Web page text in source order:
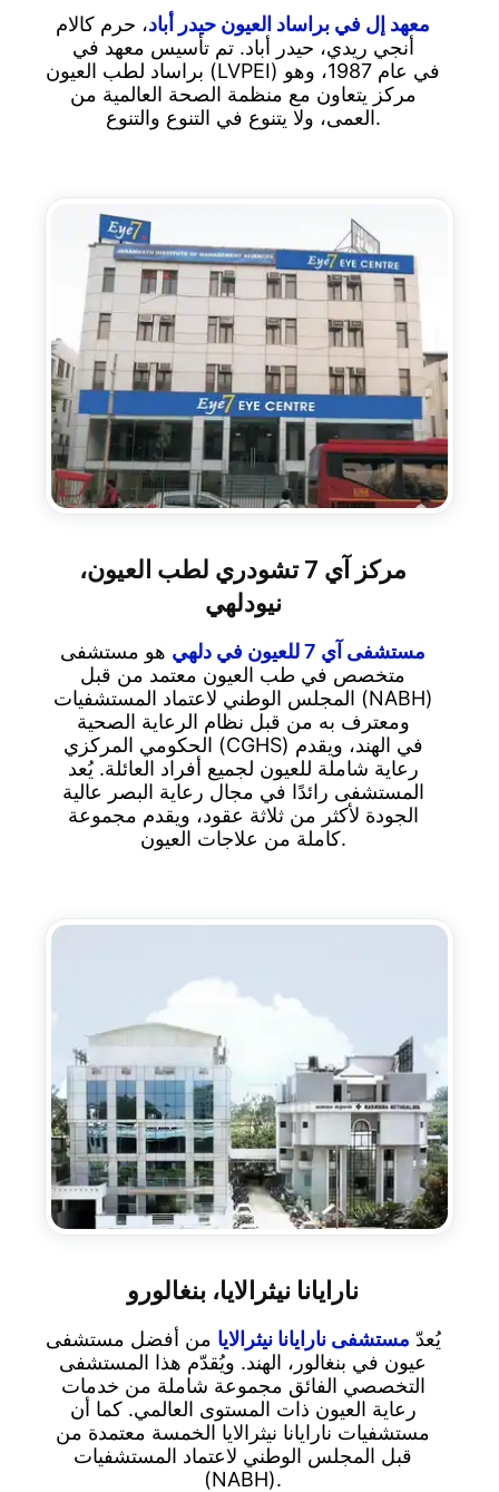
معهد إل في براساد العيون حيدر أباد، حرم كالام
أنجي ريدي، حيدر أباد. تم تأسيس معهد في
براساد لطب العيون (LVPEI) في عام 1987، وهو
مركز يتعاون مع منظمة الصحة العالمية من
العمى، ولا يتنوع في التنوع والتنوع.
مركز آي 7 تشودري لطب العيون،
نيودلهي
مستشفى آي 7 للعيون في دلهي
هو مستشفى
متخصص في طب العيون معتمد من قبل
المجلس الوطني لاعتماد المستشفيات (NABH)
ومعترف به من قبل نظام الرعاية الصحية
الحكومي المركزي (CGHS) في الهند، ويقدم
رعاية شاملة للعيون لجميع أفراد العائلة. يُعد
المستشفى رائدًا في مجال رعاية البصر عالية
الجودة لأكثر من ثلاثة عقود، ويقدم مجموعة
كاملة من علاجات العيون.
نارايانا نيثرالايا، بنغالورو
يُعدّ مستشفى نارايانا نيثرالايا من أفضل مستشفى
عيون في بنغالور، الهند. ويُقدّم هذا المستشفى
التخصصي الفائق مجموعة شاملة من خدمات
رعاية العيون ذات المستوى العالمي. كما أن
مستشفيات نارايانا نيثرالايا الخمسة معتمدة من
قبل المجلس الوطني لاعتماد المستشفيات
(NABH).